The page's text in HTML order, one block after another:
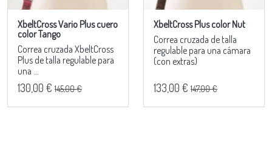
XbeltCross Vario Plus cuero
color Tango
Correa cruzada XbeltCross
Plus de talla regulable para
una ...
130,00 € 145,00 €
XbeltCross Plus color Nut
Correa cruzada de talla
regulable para una cámara
(con extras)
133,00 € 147,00 €